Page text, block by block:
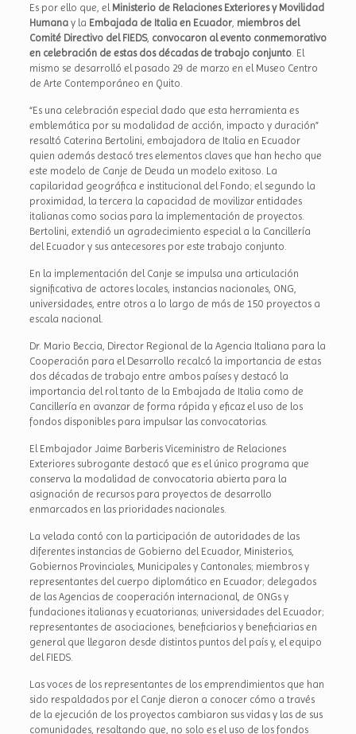
Es por ello que, el Ministerio de Relaciones Exteriores y Movilidad
Humana y la Embajada de Italia en Ecuador, miembros del
Comité Directivo del FIEDS, convocaron al evento conmemorativo
en celebración de estas dos décadas de trabajo conjunto. El
mismo se desarrolló el pasado 29 de marzo en el Museo Centro
de Arte Contemporáneo en Quito.
“Es una celebración especial dado que esta herramienta es
emblemática por su modalidad de acción, impacto y duración”
resaltó Caterina Bertolini, embajadora de Italia en Ecuador
quien además destacó tres elementos claves que han hecho que
este modelo de Canje de Deuda un modelo exitoso. La
capilaridad geográfica e institucional del Fondo; el segundo la
proximidad, la tercera la capacidad de movilizar entidades
italianas como socias para la implementación de proyectos.
Bertolini, extendió un agradecimiento especial a la Cancillería
del Ecuador y sus antecesores por este trabajo conjunto.
En la implementación del Canje se impulsa una articulación
significativa de actores locales, instancias nacionales, ONG,
universidades, entre otros a lo largo de más de 150 proyectos a
escala nacional.
Dr. Mario Beccia, Director Regional de la Agencia Italiana para la
Cooperación para el Desarrollo recalcó la importancia de estas
dos décadas de trabajo entre ambos países y destacó la
importancia del rol tanto de la Embajada de Italia como de
Cancillería en avanzar de forma rápida y eficaz el uso de los
fondos disponibles para impulsar las convocatorias.
El Embajador Jaime Barberis Viceministro de Relaciones
Exteriores subrogante destacó que es el único programa que
conserva la modalidad de convocatoria abierta para la
asignación de recursos para proyectos de desarrollo
enmarcados en las prioridades nacionales.
La velada contó con la participación de autoridades de las
diferentes instancias de Gobierno del Ecuador, Ministerios,
Gobiernos Provinciales, Municipales y Cantonales; miembros y
representantes del cuerpo diplomático en Ecuador; delegados
de las Agencias de cooperación internacional, de ONGs y
fundaciones italianas y ecuatorianas; universidades del Ecuador;
representantes de asociaciones, beneficiarios y beneficiarias en
general que llegaron desde distintos puntos del país y, el equipo
del FIEDS.
Las voces de los representantes de los emprendimientos que han
sido respaldados por el Canje dieron a conocer cómo a través
de la ejecución de los proyectos cambiaron sus vidas y las de sus
comunidades, resaltando que, no solo es el uso de los fondos